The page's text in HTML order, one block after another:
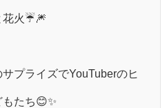
火☔🎆
プライズでYouTuberのヒ
たち😊✨